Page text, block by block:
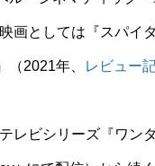
画としては『スパイ
（2021年、 レビュー
レビシリーズ『ワン